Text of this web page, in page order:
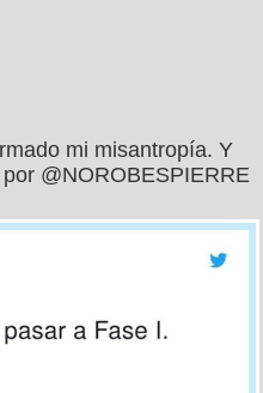
mi misantropía. Y
@NOROBESPIERRE